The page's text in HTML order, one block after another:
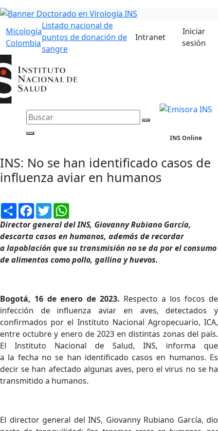
Micología
Colombia
Listado nacional de
puntos de donación de
sangre
Intranet
Iniciar
sesión
INS Online
INS: No se han identificado casos de
influenza aviar en humanos
Compartir
Facebook
Twitter
Director general del INS, Giovanny Rubiano García,
descarta casos en humanos, además derecordar
alapoblación que sutransmisión nose dapor elconsumo
de alimentos como pollo, gallina y huevos.
Bogotá, 16 de enero de 2023. Respecto a los focos de
infección de influenza aviar en aves, detectados y
confirmados por el Instituto Nacional Agropecuario, ICA,
entre octubre y enero de 2023 en distintas zonas del país.
El Instituto Nacional de Salud, INS, informa que
a la fecha no se han identificado casos en humanos. Es
decir se han afectado algunas aves, pero el virus no se ha
transmitido a humanos.
El director general del INS, Giovanny Rubiano García, dio